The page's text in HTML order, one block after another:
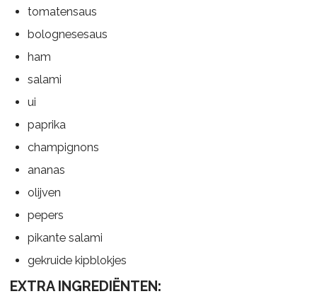
tomatensaus
bolognesesaus
ham
salami
ui
paprika
champignons
ananas
olijven
pepers
pikante salami
gekruide kipblokjes
EXTRA INGREDIËNTEN: